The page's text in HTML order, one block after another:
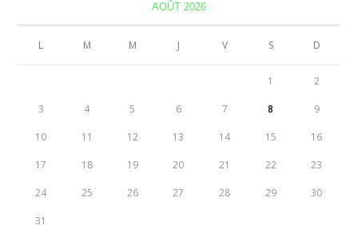
AOÛT 2026
L M M J V S D
1 2
3 4 5 6 7 8 9
10 11 12 13 14 15 16
17 18 19 20 21 22 23
24 25 26 27 28 29 30
31